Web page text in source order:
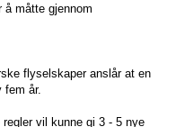
å måtte gjennom
flyselskaper anslår at en
fem år.
vil kunne gi 3 - 5 nye